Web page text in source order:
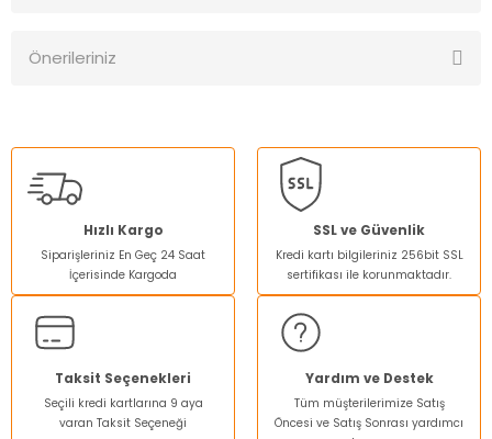
Önerileriniz
kullanarak tarafımıza iletebilirsiniz.
Görüş ve önerileriniz için teşekkür ederiz.
Ürün resmi kalitesiz, bozuk veya görüntülenemiyor.
Ürün açıklamasında eksik bilgiler bulunuyor.
Ürün bilgilerinde hatalar bulunuyor.
Ürün fiyatı diğer sitelerden daha pahalı.
Bu ürüne benzer farklı alternatifler olmalı.
Hızlı Kargo
Siparişleriniz En Geç 24 Saat
İçerisinde Kargoda
SSL ve Güvenlik
Kredi kartı bilgileriniz 256bit SSL
sertifikası ile korunmaktadır.
Taksit Seçenekleri
Seçili kredi kartlarına 9 aya
varan Taksit Seçeneği
Yardım ve Destek
Tüm müşterilerimize Satış
Öncesi ve Satış Sonrası yardımcı